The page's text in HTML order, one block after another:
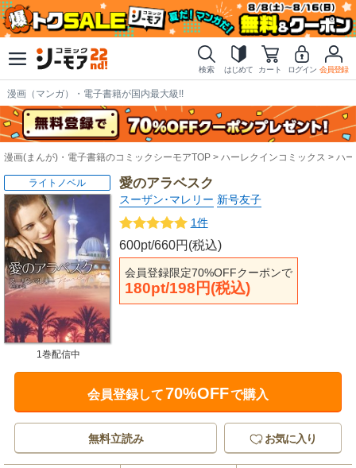
検索 はじめて カート ログイン 会員登録
漫画（マンガ）・電子書籍が国内最大級!!
漫画(まんが)・電子書籍のコミックシーモアTOP ハーレクインコミックス ハ
愛のアラベスク
スーザン･マレリー 新号友子
1件
600pt/660円(税込)
会員登録限定70%OFFクーポンで
180pt/198円(税込)
ライトノベル
1巻配信中
会員登録して70%OFFで購入
無料立読み お気に入り